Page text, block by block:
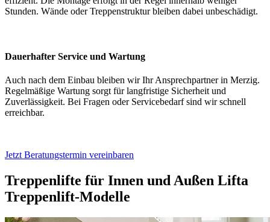
Stunden. Wände oder Treppenstruktur bleiben dabei unbeschädigt.
Dauerhafter Service und Wartung
Auch nach dem Einbau bleiben wir Ihr Ansprechpartner in Merzig.
Regelmäßige Wartung sorgt für langfristige Sicherheit und
Zuverlässigkeit. Bei Fragen oder Servicebedarf sind wir schnell
erreichbar.
Jetzt Beratungstermin vereinbaren
Treppenlifte für Innen und Außen Lifta
Treppenlift-Modelle